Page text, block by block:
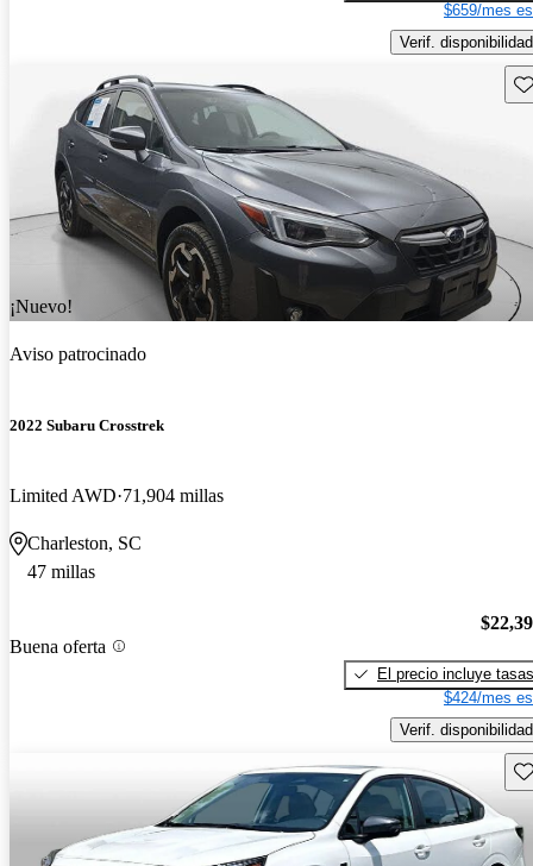
$659/mes
Verif. disponibilidad
¡Nuevo!
Aviso patrocinado
2022 Subaru Crosstrek
Limited AWD 71,904 millas
Charleston, SC
47 millas
Buena oferta
El precio incluye tasas
$424/mes
Verif. disponibilidad